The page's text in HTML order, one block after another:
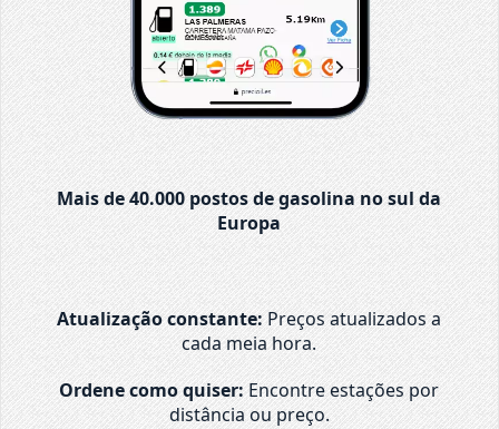
Mais de 40.000 postos de gasolina no sul da
Europa
Atualização constante: Preços atualizados a
cada meia hora.
Ordene como quiser: Encontre estações por
distância ou preço.